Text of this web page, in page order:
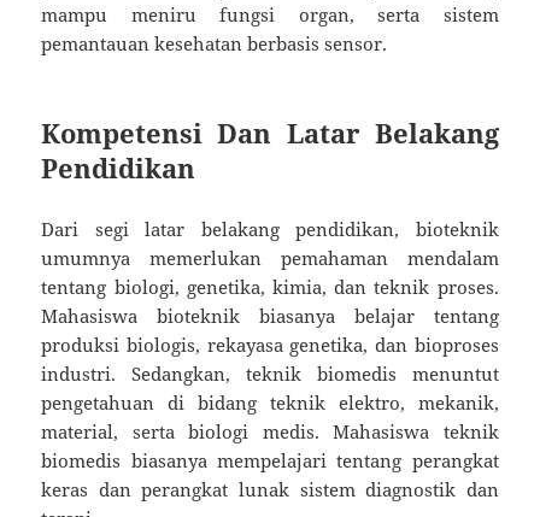
mampu meniru fungsi organ, serta sistem
pemantauan kesehatan berbasis sensor.
Kompetensi Dan Latar Belakang
Pendidikan
Dari segi latar belakang pendidikan, bioteknik
umumnya memerlukan pemahaman mendalam
tentang biologi, genetika, kimia, dan teknik proses.
Mahasiswa bioteknik biasanya belajar tentang
produksi biologis, rekayasa genetika, dan bioproses
industri. Sedangkan, teknik biomedis menuntut
pengetahuan di bidang teknik elektro, mekanik,
material, serta biologi medis. Mahasiswa teknik
biomedis biasanya mempelajari tentang perangkat
keras dan perangkat lunak sistem diagnostik dan